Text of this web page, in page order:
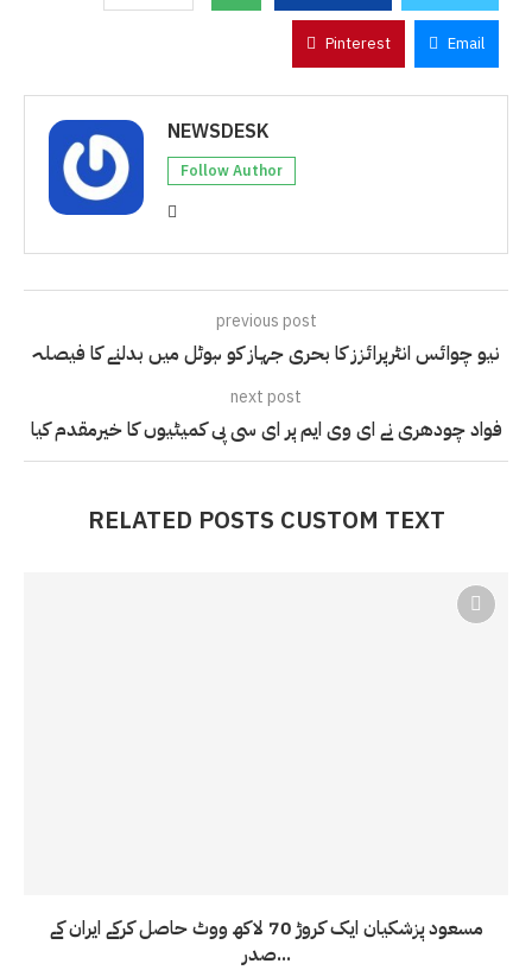
Pinterest Email
NEWSDESK
Follow Author
previous post
نیو چوائس انٹرپرائزز کا بحری جہاز کو ہوٹل میں بدلنے کا فیصلہ
next post
فواد چودھری نے ای وی ایم پر ای سی پی کمیٹیوں کا خیرمقدم کیا
RELATED POSTS CUSTOM TEXT
مسعود پزشکیان ایک کروڑ 70 لاکھ ووٹ حاصل کرکے ایران کے
صدر...